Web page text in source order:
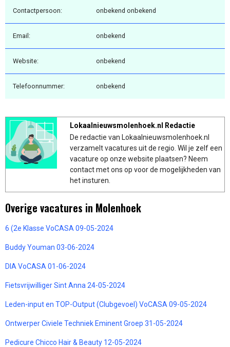
Contactpersoon: onbekend onbekend
Email: onbekend
Website: onbekend
Telefoonnummer: onbekend
Lokaalnieuwsmolenhoek.nl Redactie
De redactie van Lokaalnieuwsmolenhoek.nl
verzamelt vacatures uit de regio. Wil je zelf een
vacature op onze website plaatsen? Neem
contact met ons op voor de mogelijkheden van
het insturen.
Overige vacatures in Molenhoek
6 (2e Klasse VoCASA 09-05-2024
Buddy Youman 03-06-2024
DIA VoCASA 01-06-2024
Fietsvrijwilliger Sint Anna 24-05-2024
Leden-input en TOP-Output (Clubgevoel) VoCASA 09-05-2024
Ontwerper Civiele Techniek Eminent Groep 31-05-2024
Pedicure Chicco Hair & Beauty 12-05-2024